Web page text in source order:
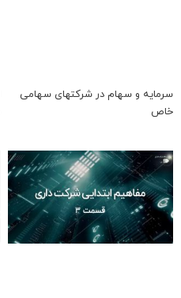
سرمایه و سهام در شرکتهای سهامی
خاص